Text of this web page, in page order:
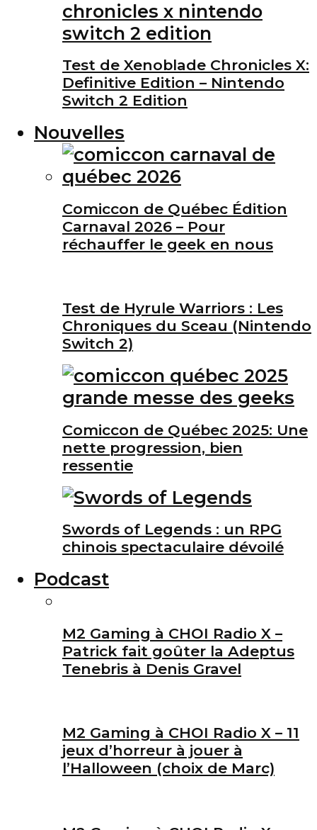
Test de Xenoblade Chronicles X:
Definitive Edition – Nintendo
Switch 2 Edition
Nouvelles
Comiccon de Québec Édition
Carnaval 2026 – Pour
réchauffer le geek en nous
Test de Hyrule Warriors : Les
Chroniques du Sceau (Nintendo
Switch 2)
Comiccon de Québec 2025: Une
nette progression, bien
ressentie
Swords of Legends : un RPG
chinois spectaculaire dévoilé
Podcast
M2 Gaming à CHOI Radio X –
Patrick fait goûter la Adeptus
Tenebris à Denis Gravel
M2 Gaming à CHOI Radio X – 11
jeux d’horreur à jouer à
l’Halloween (choix de Marc)